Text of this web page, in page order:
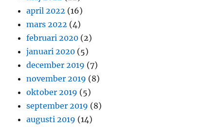
april 2022 (16)
mars 2022 (4)
februari 2020 (2)
januari 2020 (5)
december 2019 (7)
november 2019 (8)
oktober 2019 (5)
september 2019 (8)
augusti 2019 (14)